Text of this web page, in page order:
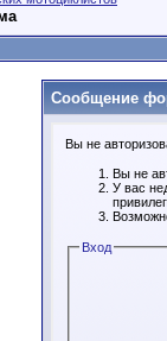
Сообщение
Вы не
Вы не
У вас
Вход